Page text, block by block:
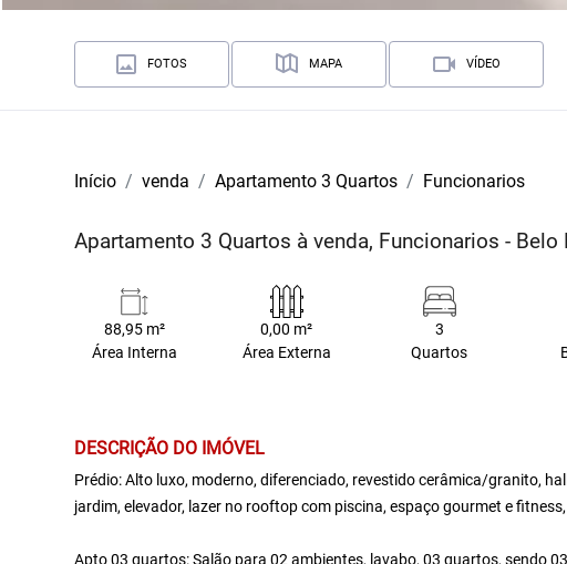
FOTOS MAPA VÍDEO
Início venda Apartamento 3 Quartos Funcionarios
Apartamento 3 Quartos à venda, Funcionarios -
88,95 m²
Área Interna
0,00 m²
Área Externa
3
Quartos
DESCRIÇÃO DO IMÓVEL
Prédio: Alto luxo, moderno, diferenciado, revestido cerâmica/granito,
jardim, elevador, lazer no rooftop com piscina, espaço gourmet e
Apto 03 quartos: Salão para 02 ambientes, lavabo, 03 quartos, sendo